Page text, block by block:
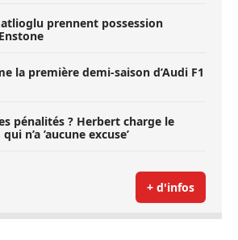
prennent possession
la première demi-saison d’Audi F1
pénalités ? Herbert charge le
n’a ’aucune excuse’
+ d'infos